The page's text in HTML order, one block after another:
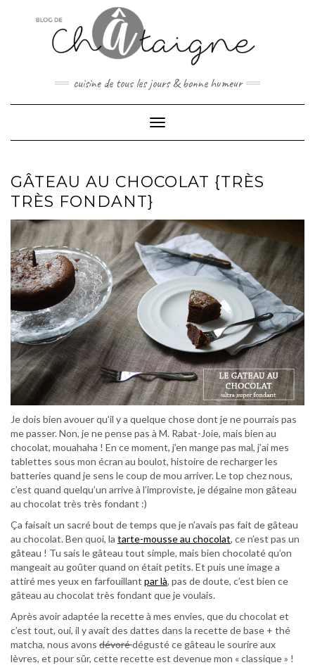
cuisine de tous les jours & bonne humeur
Toggle Navigation
GÂTEAU AU CHOCOLAT {TRÈS
TRÈS FONDANT}
Je dois bien avouer qu’il y a quelque chose dont je ne pourrais pas
me passer. Non, je ne pense pas à M. Rabat-Joie, mais bien au
chocolat, mouahaha ! En ce moment, j’en mange pas mal, j’ai mes
tablettes sous mon écran au boulot, histoire de recharger les
batteries quand je sens le coup de mou arriver. Le top chez nous,
c’est quand quelqu’un arrive à l’improviste, je dégaine mon gâteau
au chocolat très très fondant :)
Ça faisait un sacré bout de temps que je n’avais pas fait de gâteau
au chocolat. Ben quoi, la tarte-mousse au chocolat, ce n’est pas un
gâteau ! Tu sais le gâteau tout simple, mais bien chocolaté qu’on
mangeait au goûter quand on était petits. Et puis une image a
attiré mes yeux en farfouillant par là, pas de doute, c’est bien ce
gâteau au chocolat très fondant que je voulais.
Après avoir adaptée la recette à mes envies, que du chocolat et
c’est tout, oui, il y avait des dattes dans la recette de base + thé
matcha, nous avons dévorédégusté ce gâteau le sourire aux
lèvres, et pour sûr, cette recette est devenue mon « classique » !